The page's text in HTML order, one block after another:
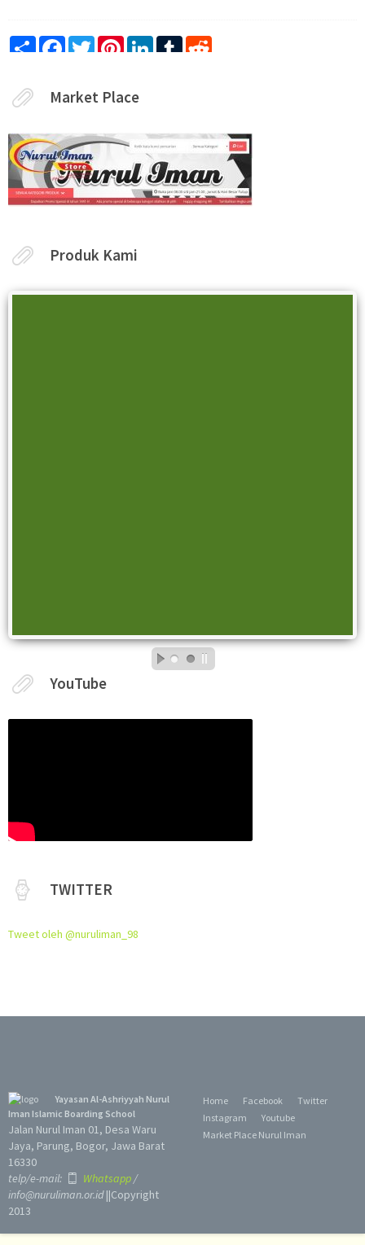
Share FacebookTwitterPinterestLinkedInTumblr
Market Place
Produk Kami
YouTube
TWITTER
Tweet oleh @nuruliman_98
Yayasan Al-Ashriyyah Nurul
Iman Islamic Boarding School
Jalan Nurul Iman 01, Desa Waru
Jaya, Parung, Bogor, Jawa Barat
16330
telp/e-mail:
Whatsapp/
info@nuruliman.or.id||Copyright
2013
Home Facebook
Twitter
Instagram
Youtube
Market Place Nurul Iman